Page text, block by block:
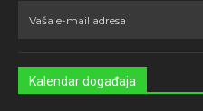
Kalendar događaja